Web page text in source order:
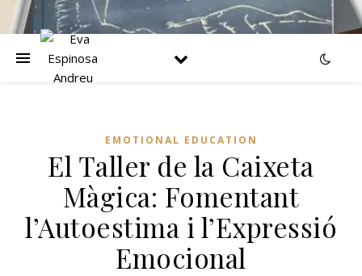
EMOTIONAL EDUCATION
El Taller de la Caixeta
Màgica: Fomentant
l’Autoestima i l’Expressió
Emocional